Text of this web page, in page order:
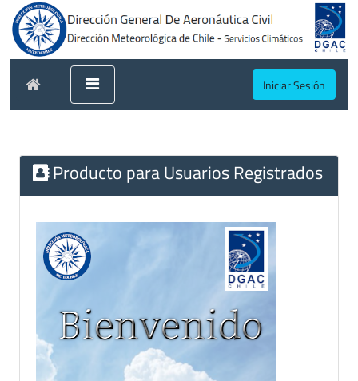
Iniciar Sesión
Producto para Usuarios Registrados